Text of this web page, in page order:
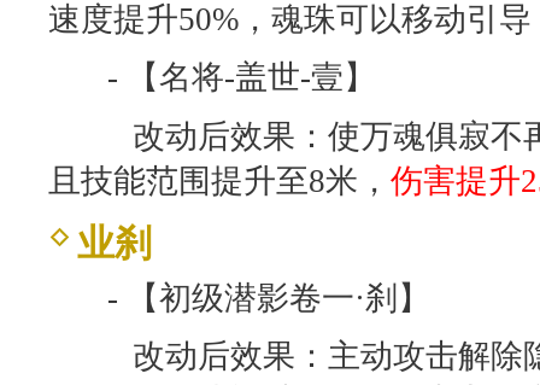
速度提升50%，魂珠可以移动引导
- 【名将-盖世-壹】
改动后效果：使万魂俱寂不
且技能范围提升至8米， 伤害提升
业刹
- 【初级潜影卷一·刹】
改动后效果：主动攻击解除